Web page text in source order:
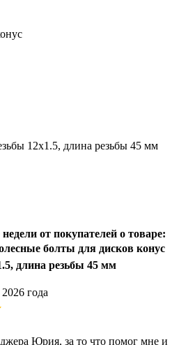
12x1.5, длина резьбы 45 мм
от покупателей о товаре:
болты для дисков конус
длина резьбы 45 мм
года
Юрия, за то что помог мне и